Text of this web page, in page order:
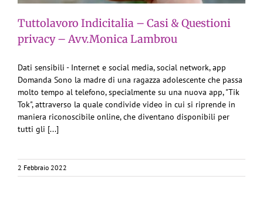
Tuttolavoro Indicitalia – Casi & Questioni
privacy – Avv.Monica Lambrou
Dati sensibili - Internet e social media, social network, app
Domanda Sono la madre di una ragazza adolescente che passa
molto tempo al telefono, specialmente su una nuova app, "Tik
Tok", attraverso la quale condivide video in cui si riprende in
maniera riconoscibile online, che diventano disponibili per
tutti gli [...]
2 Febbraio 2022